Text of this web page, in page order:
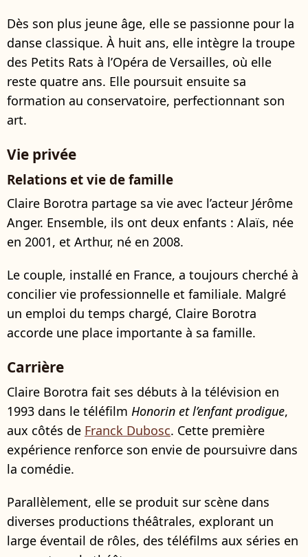
Dès son plus jeune âge, elle se passionne pour la
danse classique. À huit ans, elle intègre la troupe
des Petits Rats à l’Opéra de Versailles, où elle
reste quatre ans. Elle poursuit ensuite sa
formation au conservatoire, perfectionnant son
art.
Vie privée
Relations et vie de famille
Claire Borotra partage sa vie avec l’acteur Jérôme
Anger. Ensemble, ils ont deux enfants : Alaïs, née
en 2001, et Arthur, né en 2008.
Le couple, installé en France, a toujours cherché à
concilier vie professionnelle et familiale. Malgré
un emploi du temps chargé, Claire Borotra
accorde une place importante à sa famille.
Carrière
Claire Borotra fait ses débuts à la télévision en
1993 dans le téléfilm Honorin et l’enfant prodigue,
aux côtés de Franck Dubosc. Cette première
expérience renforce son envie de poursuivre dans
la comédie.
Parallèlement, elle se produit sur scène dans
diverses productions théâtrales, explorant un
large éventail de rôles, des téléfilms aux séries en